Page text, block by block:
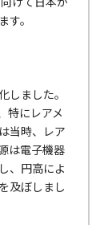
。
ました。
特にレアメ
当時、レア
は電子機器
、円高によ
及ぼしまし